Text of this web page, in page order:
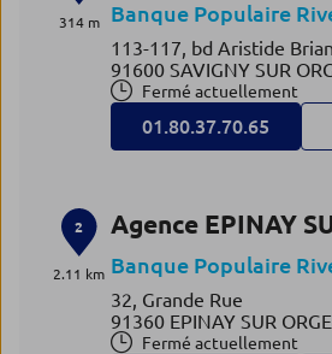
314 m Banque Populaire
113-117, bd Aristide
91600 SAVIGNY SUR
Fermé actuellement
01.80.37.70.65
2
2.11 km
Agence EPINAY
Banque Populaire
32, Grande Rue
91360 EPINAY SUR ORGE
Fermé actuellement